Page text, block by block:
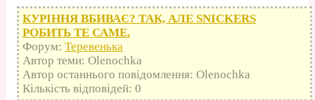
КУРІННЯ ВБИВАЄ? ТАК, АЛЕ SNICKERS
РОБИТЬ ТЕ САМЕ.
Форум: Теревенька
Автор теми: Olenochka
Автор останнього повідомлення: Olenochka
Кількість відповідей: 0